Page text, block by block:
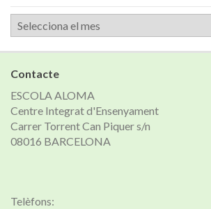
Arxiu
de
notícies
Contacte
ESCOLA ALOMA
Centre Integrat d'Ensenyament
Carrer Torrent Can Piquer s/n
08016 BARCELONA
Telèfons: